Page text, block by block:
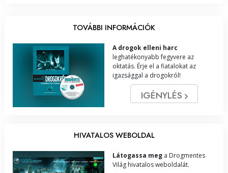
TOVÁBBI INFORMÁCIÓK
A drogok elleni harc
leghatékonyabb fegyvere az
oktatás. Érje el a fiatalokat az
igazsággal a drogokról!
IGÉNYLÉS
HIVATALOS WEBOLDAL
Látogassa meg a Drogmentes
Világ hivatalos weboldalát.